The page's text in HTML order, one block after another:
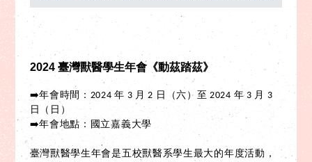
2024 臺灣獸醫學生年會《動茲踏茲》
➡️年會時間：2024 年 3 月 2 日（六）至 2024 年 3 月 3
日（日）
➡️年會地點：國立嘉義大學
臺灣獸醫學生年會是五校獸醫系學生最大的年度活動，